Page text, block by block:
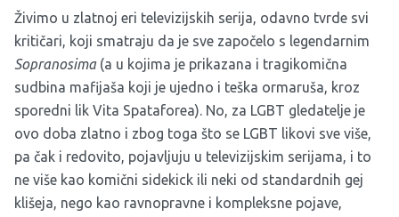
Živimo u zlatnoj eri televizijskih serija, odavno tvrde svi
kritičari, koji smatraju da je sve započelo s legendarnim
Sopranosima(a u kojima je prikazana i tragikomična
sudbina mafijaša koji je ujedno i teška ormaruša, kroz
sporedni lik Vita Spataforea). No, za LGBT gledatelje je
ovo doba zlatno i zbog toga što se LGBT likovi sve više,
pa čak i redovito, pojavljuju u televizijskim serijama, i to
ne više kao komični sidekick ili neki od standardnih gej
klišeja, nego kao ravnopravne i kompleksne pojave,